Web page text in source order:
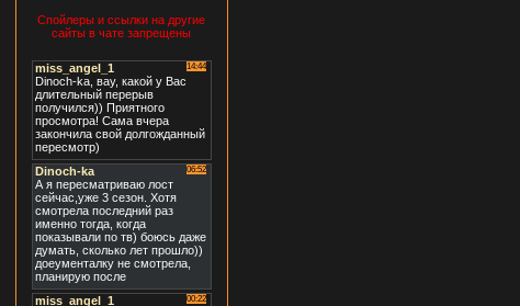
Спойлеры и ссылки на другие
сайты в чате запрещены